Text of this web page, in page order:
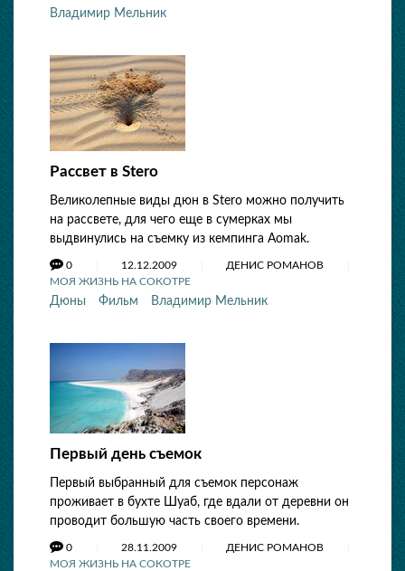
Владимир Мельник
Рассвет в Stero
Великолепные виды дюн в Stero можно получить
на рассвете, для чего еще в сумерках мы
выдвинулись на съемку из кемпинга Aomak.
0 12.12.2009
ДЕНИС РОМАНОВ
МОЯ ЖИЗНЬ НА СОКОТРЕ
Дюны Фильм Владимир Мельник
Первый день съемок
Первый выбранный для съемок персонаж
проживает в бухте Шуаб, где вдали от деревни он
проводит большую часть своего времени.
0 28.11.2009
ДЕНИС РОМАНОВ
МОЯ ЖИЗНЬ НА СОКОТРЕ